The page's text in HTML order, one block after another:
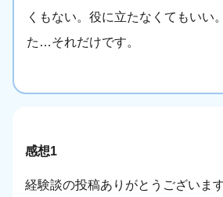
くもない。役に立たなくてもいい
た…それだけです。
感想1
経験談の投稿ありがとうございま